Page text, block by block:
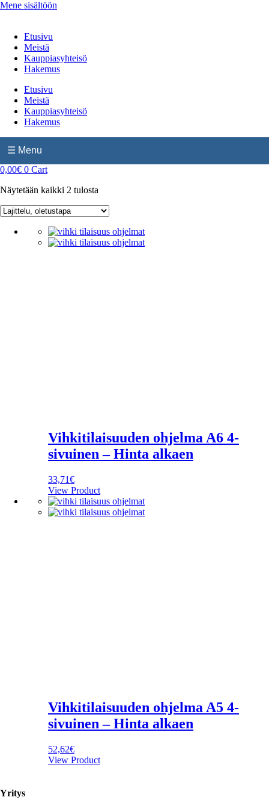
Mene sisältöön
Etusivu
Meistä
Kauppiasyhteisö
Hakemus
Etusivu
Meistä
Kauppiasyhteisö
Hakemus
☰ Menu
0,00€ 0 Cart
Näytetään kaikki 2 tulosta
Vihkitilaisuuden ohjelma A6 4-
sivuinen – Hinta alkaen
33,71€
View Product
Vihkitilaisuuden ohjelma A5 4-
sivuinen – Hinta alkaen
52,62€
View Product
Yritys